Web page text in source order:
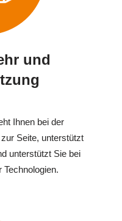
und
Ihnen bei der
Seite, unterstützt
unterstützt Sie bei